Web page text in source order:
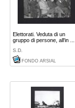
Elettorati. Veduta di un
gruppo di persone, all'in ...
S.D.
FONDO ARSIAL